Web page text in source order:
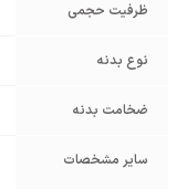
ظرفیت حجمی
نوع بدنه
ضخامت بدنه
سایر مشخصات